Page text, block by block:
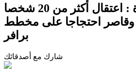
مركز مساواة : اعتقال أكثر من 20 شخصا
5 نساء وقاصر احتجاجا على مخطط
برافر
شارك مع أصدقائك